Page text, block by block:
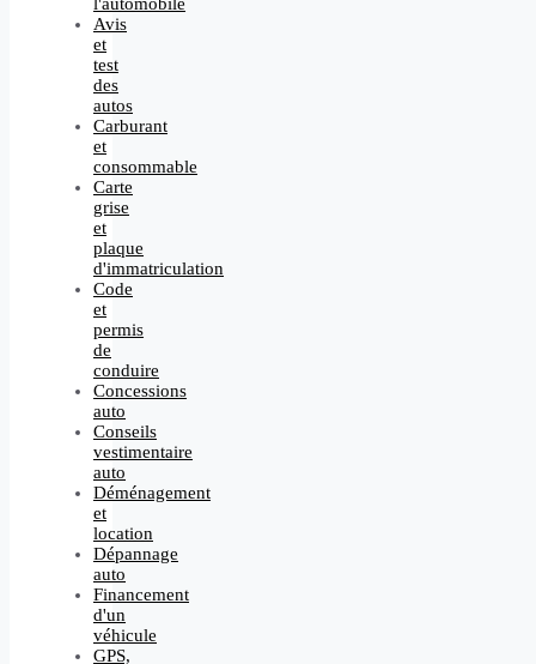
Avis
et
test
des
autos
Carburant
et
consommable
Carte
grise
et
plaque
d'immatriculation
Code
et
permis
de
conduire
Concessions
auto
Conseils
vestimentaire
auto
Déménagement
et
location
Dépannage
auto
Financement
d'un
véhicule
GPS,